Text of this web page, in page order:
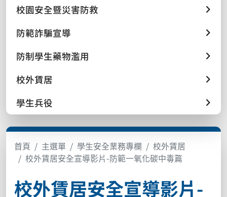
校園安全暨災害防救
防範詐騙宣導
防制學生藥物濫用
校外賃居
學生兵役
首頁 主選單 學生安全業務專欄
校外賃居
校外賃居安全宣導影片-防範一氧化碳中毒篇
校外賃居安全宣導影片-